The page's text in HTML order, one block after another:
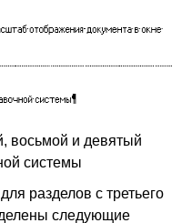
восьмой и девятый
системы
разделов с третьего
следующие